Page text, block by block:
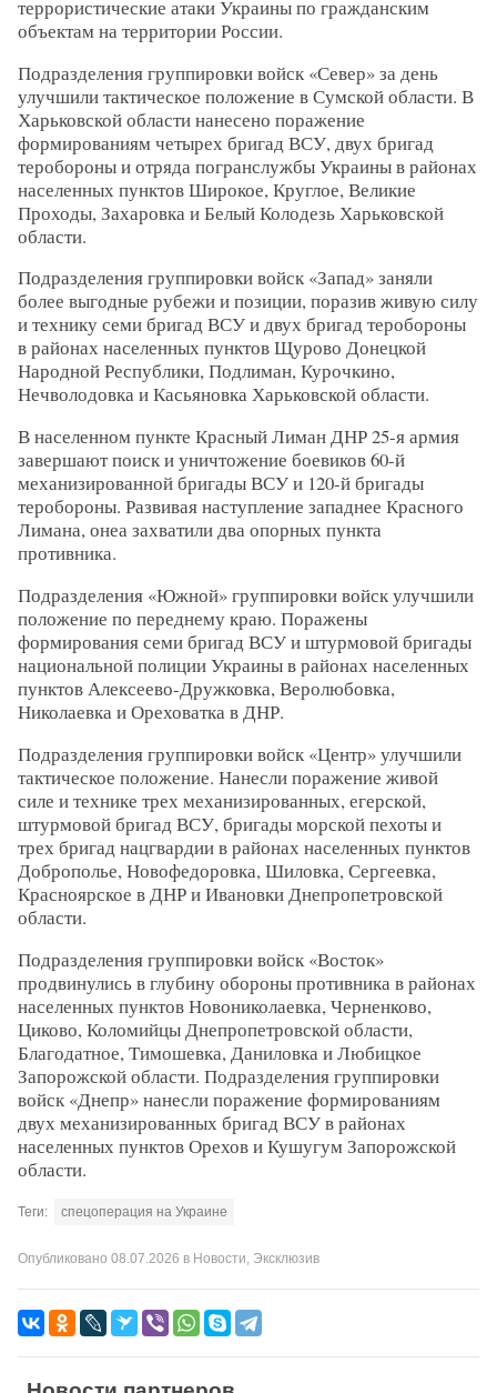
террористические атаки Украины по гражданским
объектам на территории России.
Подразделения группировки войск «Север» за день
улучшили тактическое положение в Сумской области. В
Харьковской области нанесено поражение
формированиям четырех бригад ВСУ, двух бригад
теробороны и отряда погранслужбы Украины в районах
населенных пунктов Широкое, Круглое, Великие
Проходы, Захаровка и Белый Колодезь Харьковской
области.
Подразделения группировки войск «Запад» заняли
более выгодные рубежи и позиции, поразив живую силу
и технику семи бригад ВСУ и двух бригад теробороны
в районах населенных пунктов Щурово Донецкой
Народной Республики, Подлиман, Курочкино,
Нечволодовка и Касьяновка Харьковской области.
В населенном пункте Красный Лиман ДНР 25-я армия
завершают поиск и уничтожение боевиков 60-й
механизированной бригады ВСУ и 120-й бригады
теробороны. Развивая наступление западнее Красного
Лимана, онеа захватили два опорных пункта
противника.
Подразделения «Южной» группировки войск улучшили
положение по переднему краю. Поражены
формирования семи бригад ВСУ и штурмовой бригады
национальной полиции Украины в районах населенных
пунктов Алексеево-Дружковка, Веролюбовка,
Николаевка и Ореховатка в ДНР.
Подразделения группировки войск «Центр» улучшили
тактическое положение. Нанесли поражение живой
силе и технике трех механизированных, егерской,
штурмовой бригад ВСУ, бригады морской пехоты и
трех бригад нацгвардии в районах населенных пунктов
Доброполье, Новофедоровка, Шиловка, Сергеевка,
Красноярское в ДНР и Ивановки Днепропетровской
области.
Подразделения группировки войск «Восток»
продвинулись в глубину обороны противника в районах
населенных пунктов Новониколаевка, Черненково,
Циково, Коломийцы Днепропетровской области,
Благодатное, Тимошевка, Даниловка и Любицкое
Запорожской области. Подразделения группировки
войск «Днепр» нанесли поражение формированиям
двух механизированных бригад ВСУ в районах
населенных пунктов Орехов и Кушугум Запорожской
области.
Теги: спецоперация на Украине
Опубликовано 08.07.2026 в Новости, Эксклюзив